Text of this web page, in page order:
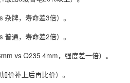
牌，寿命差3倍）。
通，寿命差2倍）。
vs Q235 4mm，强度差一倍）。
价补上后再比价）。